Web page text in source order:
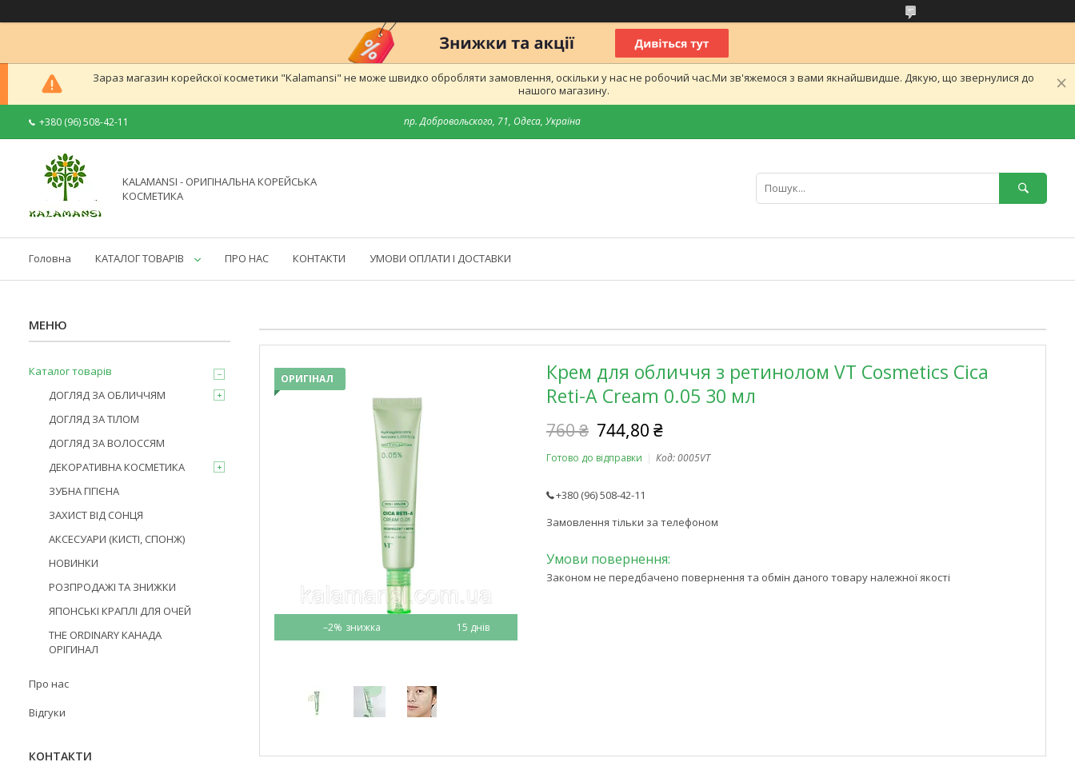
Зараз магазин корейскої косметики "Kalamansi" не може швидко обробляти замовлення, оскільки у нас не робочий час.Ми зв'яжемося з вами якнайшвидше. Дякую, що звернулися до
нашого магазину.
+380 (96) 508-42-11 пр. Добровольского, 71, Одеса, Україна
KALAMANSI - ОРИГІНАЛЬНА КОРЕЙСЬКА
КОСМЕТИКА
Головна КАТАЛОГ ТОВАРІВ ПРО НАС КОНТАКТИ УМОВИ ОПЛАТИ І ДОСТАВКИ
–2% 15 днів
ОРИГІНАЛ
Крем для обличчя з ретинолом VT Cosmetics Cica
Reti-A Cream 0.05 30 мл
760 ₴ 744,80 ₴
Готово до відправки Код:0005VT
+380 (96) 508-42-11
Замовлення тільки за телефоном
Законом не передбачено повернення та обмін даного товару належної якості
Каталог товарів
ДОГЛЯД ЗА ОБЛИЧЧЯМ
ДОГЛЯД ЗА ТІЛОМ
ДОГЛЯД ЗА ВОЛОССЯМ
ДЕКОРАТИВНА КОСМЕТИКА
ЗУБНА ГІГІЄНА
ЗАХИСТ ВІД СОНЦЯ
АКСЕСУАРИ (КИСТІ, СПОНЖ)
НОВИНКИ
РОЗПРОДАЖІ ТА ЗНИЖКИ
ЯПОНСЬКІ КРАПЛІ ДЛЯ ОЧЕЙ
THE ORDINARY КАНАДА
ОРІГИНАЛ
Про нас
Відгуки
КОНТАКТИ